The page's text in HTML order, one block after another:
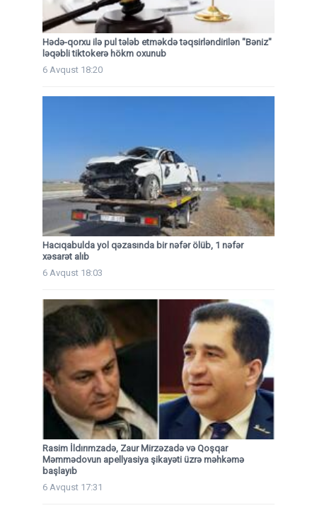
Hədə-qorxu ilə pul tələb etməkdə təqsirləndirilən "Bəniz"
ləqəbli tiktokerə hökm oxunub
6 Avqust 18:20
Hacıqabulda yol qəzasında bir nəfər ölüb, 1 nəfər
xəsarət alıb
6 Avqust 18:03
Rasim İldırımzadə, Zaur Mirzəzadə və Qoşqar
Məmmədovun apellyasiya şikayəti üzrə məhkəmə
başlayıb
6 Avqust 17:31